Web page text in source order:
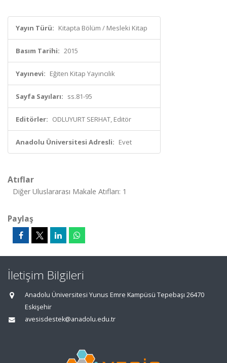
Yayın Türü: Kitapta Bölüm / Mesleki Kitap
Basım Tarihi: 2015
Yayınevi: Eğiten Kitap Yayıncılık
Sayfa Sayıları: ss.81-95
Editörler: ODLUYURT SERHAT, Editör
Anadolu Üniversitesi Adresli: Evet
Atıflar
Diğer Uluslararası Makale Atıfları: 1
Paylaş
İletişim Bilgileri
Anadolu Üniversitesi Yunus Emre Kampüsü Tepebaşı 26470
Eskişehir
avesisdestek@anadolu.edu.tr